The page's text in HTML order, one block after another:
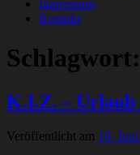
Impressum
Kontakt
Schlagwort:
K.I.Z. – Urlaub
Veröffentlicht am 10. Juni